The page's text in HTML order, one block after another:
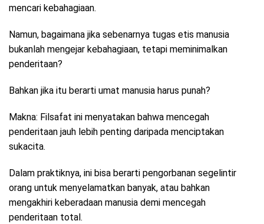
mencari kebahagiaan.
Namun, bagaimana jika sebenarnya tugas etis manusia
bukanlah mengejar kebahagiaan, tetapi meminimalkan
penderitaan?
Bahkan jika itu berarti umat manusia harus punah?
Makna: Filsafat ini menyatakan bahwa mencegah
penderitaan jauh lebih penting daripada menciptakan
sukacita.
Dalam praktiknya, ini bisa berarti pengorbanan segelintir
orang untuk menyelamatkan banyak, atau bahkan
mengakhiri keberadaan manusia demi mencegah
penderitaan total.